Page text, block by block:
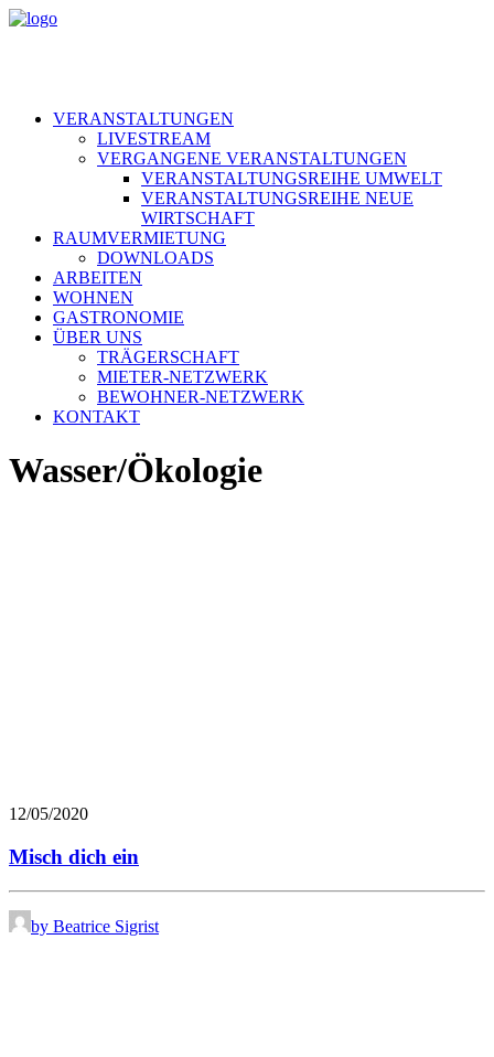
VERANSTALTUNGEN
LIVESTREAM
VERGANGENE VERANSTALTUNGEN
VERANSTALTUNGSREIHE UMWELT
VERANSTALTUNGSREIHE NEUE
WIRTSCHAFT
RAUMVERMIETUNG
DOWNLOADS
ARBEITEN
WOHNEN
GASTRONOMIE
ÜBER UNS
TRÄGERSCHAFT
MIETER-NETZWERK
BEWOHNER-NETZWERK
KONTAKT
Wasser/Ökologie
12/05/2020
Misch dich ein
by Beatrice Sigrist